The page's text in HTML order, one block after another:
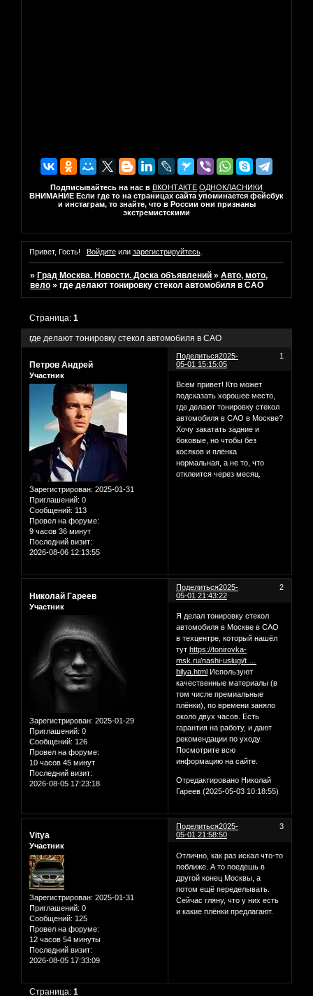
Подписывайтесь на нас в ВКОНТАКТЕ ОДНОКЛАСНИКИ
ВНИМАНИЕ Если где то на страницах сайта упоминается фейсбук
и инстаграм, то знайте, что в России они признаны
экстремистскими
Привет, Гость! Войдитеили зарегистрируйтесь.
» Град Москва. Новости. Доска объявлений »Авто, мото,
вело »где делают тонировку стекол автомобиля в САО
где делают тонировку стекол автомобиля в САО
Страница:1
Поделиться 1
2025-
05-01 15:15:05
Петров Андрей
Участник
Зарегистрирован: 2025-01-31
Приглашений: 0
Сообщений: 113
Провел на форуме:
9 часов 36 минут
Последний визит:
2026-08-06 12:13:55
Всем привет! Кто может
подсказать хорошее место,
где делают тонировку стекол
автомобиля в САО в Москве?
Хочу закатать задние и
боковые, но чтобы без
косяков и плёнка
нормальная, а не то, что
отклеится через месяц.
Поделиться 2
2025-
05-01 21:43:22
Николай Гареев
Участник
Зарегистрирован: 2025-01-29
Приглашений: 0
Сообщений: 126
Провел на форуме:
10 часов 45 минут
Последний визит:
2026-08-05 17:23:18
Я делал тонировку стекол
автомобиля в Москве в САО
в техцентре, который нашёл
тут https://tonirovka-
msk.ru/nashi-uslugi/t …
bilya.html Используют
качественные материалы (в
том числе премиальные
плёнки), по времени заняло
около двух часов. Есть
гарантия на работу, и дают
рекомендации по уходу.
Посмотрите всю
информацию на сайте.
Отредактировано Николай
Гареев (2025-05-03 10:18:55)
Поделиться 3
2025-
05-01 21:58:50
Vitya
Участник
Зарегистрирован: 2025-01-31
Приглашений: 0
Сообщений: 125
Провел на форуме:
12 часов 54 минуты
Последний визит:
2026-08-05 17:33:09
Отлично, как раз искал что-то
поближе. А то поедешь в
другой конец Москвы, а
потом ещё переделывать.
Сейчас гляну, что у них есть
и какие плёнки предлагают.
Страница:1